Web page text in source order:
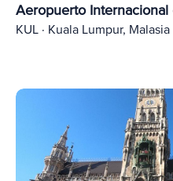
Aeropuerto Internacional
KUL · Kuala Lumpur, Malasia